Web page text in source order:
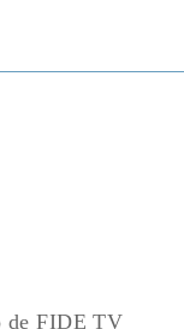
de FIDE TV